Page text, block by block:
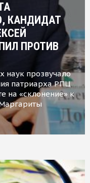
КАНДИДАТ
ПРОТИВ
наук прозвучало
патриарха РПЦ
на «склонение» к